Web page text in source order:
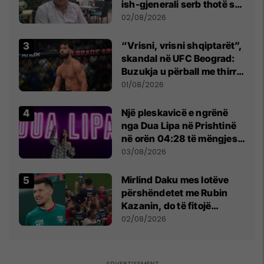
ish-gjenerali serb thotë se
dikush e tradhtoi në
02/08/2026
“Vrisni, vrisni shqiptarët”,
skandal në UFC Beograd:
Buzukja u përball me thirrje
anti-shqiptare nga
01/08/2026
Një pleskavicë e ngrënë
nga Dua Lipa në Prishtinë
në orën 04:28 të mëngjesit
- dhe bota digjitale serbe
03/08/2026
Mirlind Daku mes lotëve
përshëndetet me Rubin
Kazanin, do të fitojë
miliona te Spartak Moska
02/08/2026